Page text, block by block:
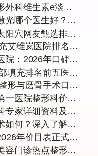
，含成都达芬奇
外科维生素e淡化
光哪个医生好？黄
胃口？内附就医攻
阳穴网友甄选排名
艾维岚医院排名前
机构医生资质价格
院：2026年口碑与
，附价格、恢复期
填充排名前五医院
名医美机构对比附
形与磨骨手术口碑
正规医院与专家深
一医院整形科价格
专家详细资料及医
如何？深入了解李
年价目表正式公
容门诊热点整形价